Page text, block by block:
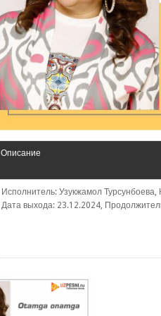
Описание
Исполнитель: Узукжамол Турсунбоева,
Дата выхода: 23.12.2024,